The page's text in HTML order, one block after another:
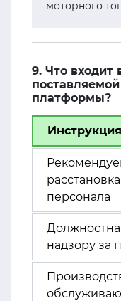
моторного
9. Что входит
платформы?
персонала
надзору за